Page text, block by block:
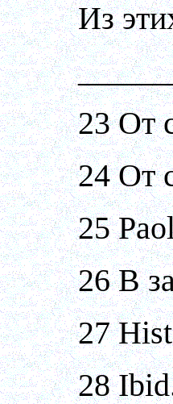
Из
23 От
24 От
25
26 В
27
28